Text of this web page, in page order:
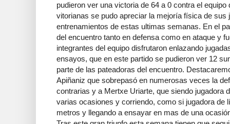
pudieron ver una victoria de 64 a 0 contra el
vitorianas se pudo apreciar la mejoría física de sus
entrenamientos de estas ultimas semanas. En el
del encuentro tanto en defensa como en ataque y
integrantes del equipo disfrutaron enlazando
ensayos, que en este partido se pudieron ver 12
parte de las pateadoras del encuentro.
Apiñaniz que sobrepasó en numerosas veces la
contrarias y a Mertxe Uriarte, que siendo jugadora
varias ocasiones y corriendo, como si jugadora de
metros y llegando a ensayar en mas de una